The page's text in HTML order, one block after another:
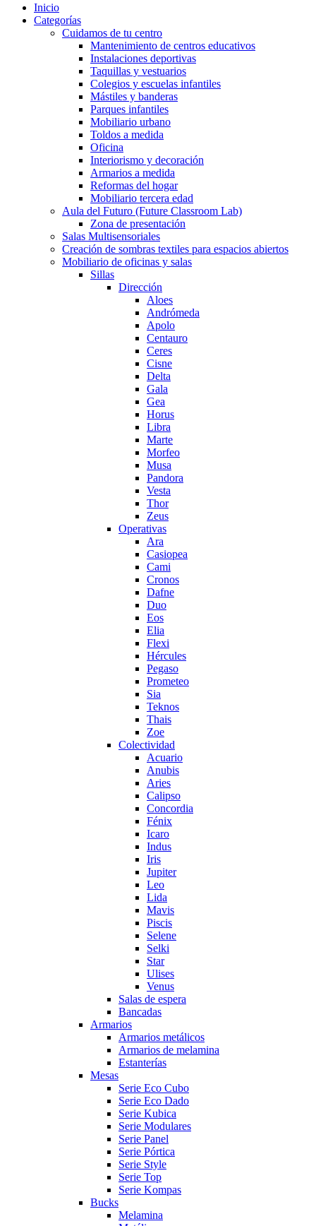
Inicio
Categorías
Cuidamos de tu centro
Mantenimiento de centros educativos
Instalaciones deportivas
Taquillas y vestuarios
Colegios y escuelas infantiles
Mástiles y banderas
Parques infantiles
Mobiliario urbano
Toldos a medida
Oficina
Interiorismo y decoración
Armarios a medida
Reformas del hogar
Mobiliario tercera edad
Aula del Futuro (Future Classroom Lab)
Zona de presentación
Salas Multisensoriales
Creación de sombras textiles para espacios abiertos
Mobiliario de oficinas y salas
Sillas
Dirección
Aloes
Andrómeda
Apolo
Centauro
Ceres
Cisne
Delta
Gala
Gea
Horus
Libra
Marte
Morfeo
Musa
Pandora
Vesta
Thor
Zeus
Operativas
Ara
Casiopea
Cami
Cronos
Dafne
Duo
Eos
Elia
Flexi
Hércules
Pegaso
Prometeo
Sia
Teknos
Thais
Zoe
Colectividad
Acuario
Anubis
Aries
Calipso
Concordia
Fénix
Icaro
Indus
Iris
Jupiter
Leo
Lida
Mavis
Piscis
Selene
Selki
Star
Ulises
Venus
Salas de espera
Bancadas
Armarios
Armarios metálicos
Armarios de melamina
Estanterías
Mesas
Serie Eco Cubo
Serie Eco Dado
Serie Kubica
Serie Modulares
Serie Panel
Serie Pórtica
Serie Style
Serie Top
Serie Kompas
Bucks
Melamina